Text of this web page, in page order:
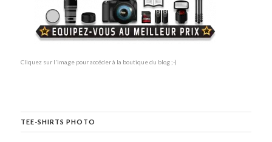
Cliquez sur l'image pour accéder à la boutique du blog ;-)
TEE-SHIRTS PHOTO